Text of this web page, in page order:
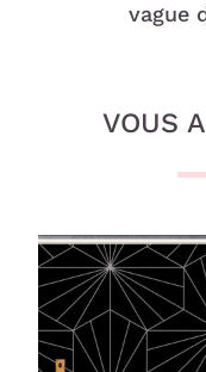
vague
VOUS